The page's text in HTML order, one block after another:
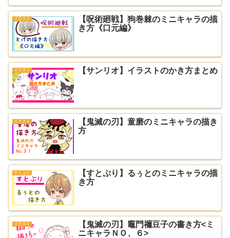
イラスト
【呪術廻戦】狗巻棘のミニキャラの描
き方《口元編》
イラスト 【サンリオ】イラストのかき方まとめ
イラスト
【鬼滅の刃】童磨のミニキャラの描き
方
すとぷり
【すとぷり】るぅとのミニキャラの描
き方
イラスト
【鬼滅の刃】竈門禰豆子の書き方<ミ
ニキャラＮＯ、６>